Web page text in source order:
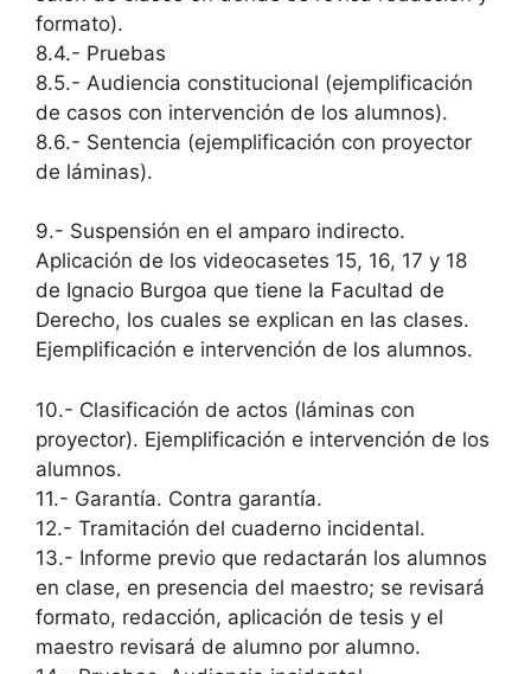
formato).
8.4.- Pruebas
8.5.- Audiencia constitucional (ejemplificación
de casos con intervención de los alumnos).
8.6.- Sentencia (ejemplificación con proyector
de láminas).
9.- Suspensión en el amparo indirecto.
Aplicación de los videocasetes 15, 16, 17 y 18
de Ignacio Burgoa que tiene la Facultad de
Derecho, los cuales se explican en las clases.
Ejemplificación e intervención de los alumnos.
10.- Clasificación de actos (láminas con
proyector). Ejemplificación e intervención de los
alumnos.
11.- Garantía. Contra garantía.
12.- Tramitación del cuaderno incidental.
13.- Informe previo que redactarán los alumnos
en clase, en presencia del maestro; se revisará
formato, redacción, aplicación de tesis y el
maestro revisará de alumno por alumno.